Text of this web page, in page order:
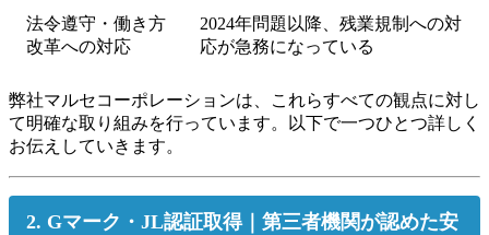
法令遵守・働き方
改革への対応
2024年問題以降、残業規制への対
応が急務になっている
弊社マルセコーポレーションは、これらすべての観点に対し
て明確な取り組みを行っています。以下で一つひとつ詳しく
お伝えしていきます。
2. Gマーク・JL認証取得｜第三者機関が認めた安